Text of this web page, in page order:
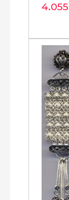
4.055